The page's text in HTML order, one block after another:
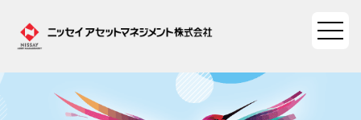
ファンド情報